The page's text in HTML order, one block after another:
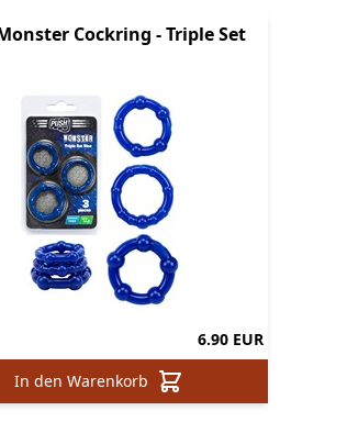
Cockring - Triple Set
6.90 EUR
In den Warenkorb